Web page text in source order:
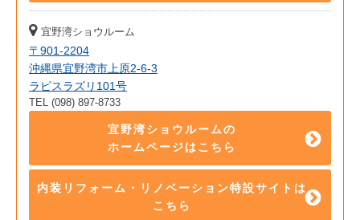
宜野湾ショウルーム
〒901-2204
沖縄県宜野湾市上原2-6-3
ラピスラズリ101号
TEL (098) 897-8733
宜野湾ショウルームの
ホームページはこちら
内装リフォーム・リノベーション特設サイトは
こちら